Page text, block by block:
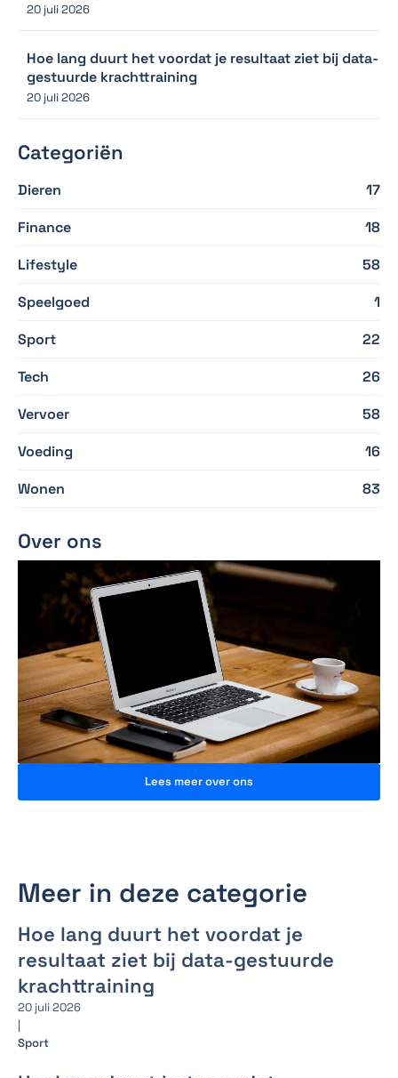
20 juli 2026
Hoe lang duurt het voordat je resultaat ziet bij data-
gestuurde krachttraining
20 juli 2026
Categoriën
Dieren
17
Finance
18
Lifestyle
58
Speelgoed
1
Sport
22
Tech
26
Vervoer
58
Voeding
16
Wonen
83
Over ons
Lees meer over ons
Meer in deze categorie
Hoe lang duurt het voordat je
resultaat ziet bij data-gestuurde
krachttraining
20 juli 2026
|
Sport